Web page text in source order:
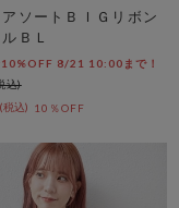
ソートＢＩＧリボン
ＢＬ
8/21 10:00まで！
10％OFF